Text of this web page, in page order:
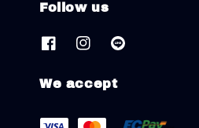
Follow us
We accept